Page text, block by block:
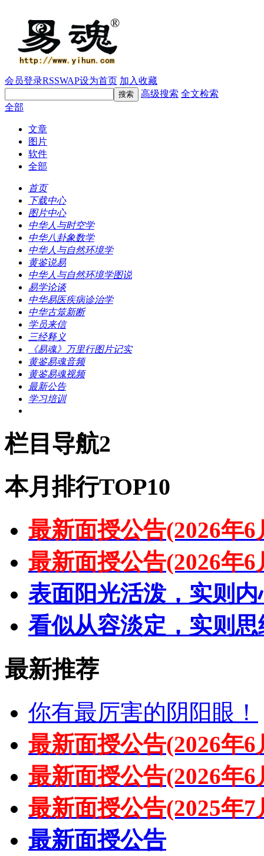
会员登录RSSWAP设为首页 加入收藏
高级搜索 全文检索
全部
文章
图片
软件
全部
首页
下载中心
图片中心
中华人与时空学
中华八卦象数学
中华人与自然环境学
黄鉴说易
中华人与自然环境学图说
易学论谈
中华易医疾病诊治学
中华古筮新断
学员来信
三经释义
《易魂》万里行图片记实
黄鉴易魂音频
黄鉴易魂视频
最新公告
学习培训
栏目导航2
本月排行TOP10
最新面授公告(2026年
最新面授公告(2026年
表面阳光活泼，实则
看似从容淡定，实则
最新推荐
你有最厉害的阴阳眼！
最新面授公告(2026年
最新面授公告(2026年
最新面授公告(2025年
最新面授公告